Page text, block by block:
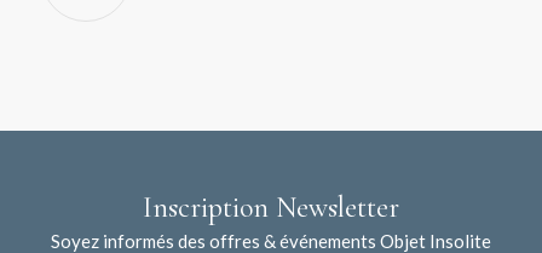
Inscription Newsletter
Soyez informés des offres & événements Objet Insolite